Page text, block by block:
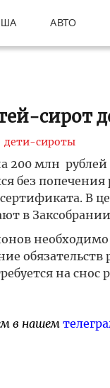
АВТО
сирот
дети-сироты
200 млн
без
В
в
необходимо
на
в нашем